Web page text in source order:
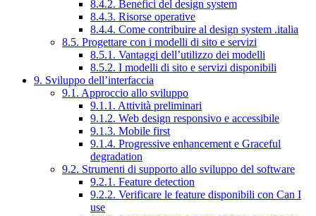
8.4.2. Benefici del design system
8.4.3. Risorse operative
8.4.4. Come contribuire al design system .italia
8.5. Progettare con i modelli di sito e servizi
8.5.1. Vantaggi dell’utilizzo dei modelli
8.5.2. I modelli di sito e servizi disponibili
9. Sviluppo dell’interfaccia
9.1. Approccio allo sviluppo
9.1.1. Attività preliminari
9.1.2. Web design responsivo e accessibile
9.1.3. Mobile first
9.1.4. Progressive enhancement e Graceful
degradation
9.2. Strumenti di supporto allo sviluppo del software
9.2.1. Feature detection
9.2.2. Verificare le feature disponibili con Can I
use